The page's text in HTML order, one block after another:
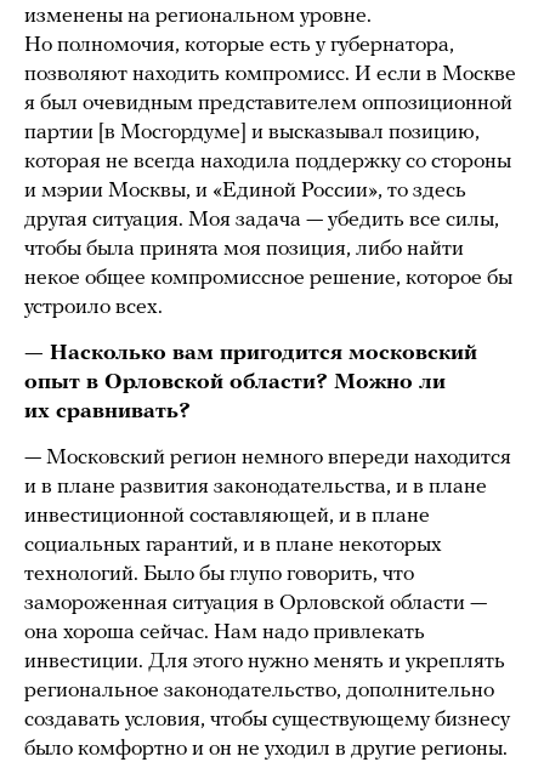
изменены на региональном уровне.
Но полномочия, которые есть у губернатора,
позволяют находить компромисс. И если в Москве
я был очевидным представителем оппозиционной
партии [в Мосгордуме] и высказывал позицию,
которая не всегда находила поддержку со стороны
и мэрии Москвы, и «Единой России», то здесь
другая ситуация. Моя задача — убедить все силы,
чтобы была принята моя позиция, либо найти
некое общее компромиссное решение, которое бы
устроило всех.
— Насколько вам пригодится московский
опыт в Орловской области? Можно ли
их сравнивать?
— Московский регион немного впереди находится
и в плане развития законодательства, и в плане
инвестиционной составляющей, и в плане
социальных гарантий, и в плане некоторых
технологий. Было бы глупо говорить, что
замороженная ситуация в Орловской области —
она хороша сейчас. Нам надо привлекать
инвестиции. Для этого нужно менять и укреплять
региональное законодательство, дополнительно
создавать условия, чтобы существующему бизнесу
было комфортно и он не уходил в другие регионы.